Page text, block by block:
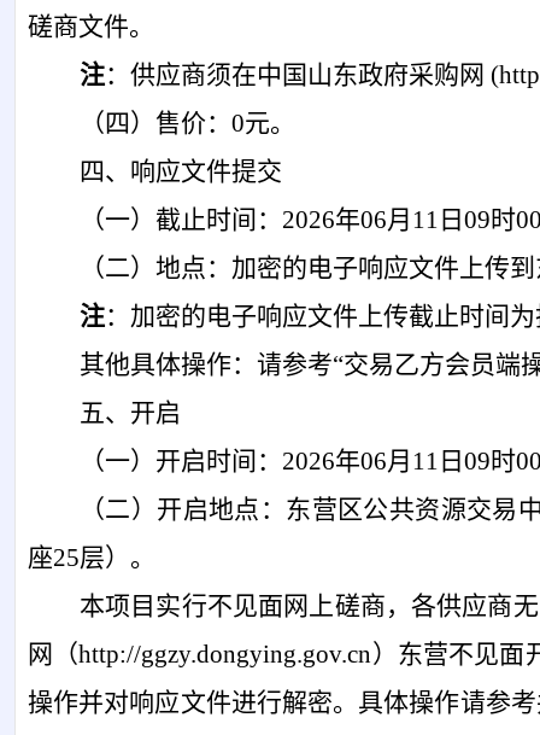
磋商文件。
注：供应商须在中国山东政府采购网
（四） 售价： 0元。
四、响应文件提交
（一） 截止时间： 2026年06月11日09时
（二） 地点：加密的电子响应文件上传
注：加密的电子响应文件上传截止时间
其他具体操作：请参考“交易乙方会员端
五、开启
（一） 开启时间： 2026年06月11日09时
（二） 开启地点：东营区公共资源交易
座25层） 。
本项目实行不见面网上磋商，各供应商
网
（http://ggzy.dongying.gov.cn） 东营不见面
操作并对响应文件进行解密。具体操作请参